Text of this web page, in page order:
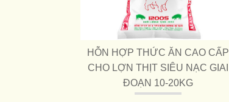
HỖN HỢP THỨC ĂN CAO CẤP
CHO LỢN THỊT SIÊU NẠC GIAI
ĐOẠN 10-20KG